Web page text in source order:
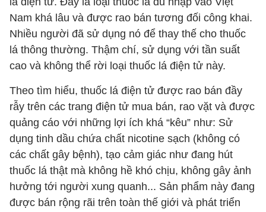
Nam khá lâu và được rao bán tương đối công khai.
Nhiều người đã sử dụng nó để thay thế cho thuốc
lá thông thường. Thậm chí, sử dụng với tần suất
cao và không thể rời loại thuốc lá điện tử này.
Theo tìm hiểu, thuốc lá điện tử được rao bán đầy
rẫy trên các trang điện tử mua bán, rao vặt và được
quảng cáo với những lợi ích khá “kêu” như: Sử
dụng tinh dầu chứa chất nicotine sạch (không có
các chất gây bệnh), tạo cảm giác như đang hút
thuốc lá thật mà không hề khó chịu, không gây ảnh
hưởng tới người xung quanh... Sản phẩm này đang
được bán rộng rãi trên toàn thế giới và phát triển